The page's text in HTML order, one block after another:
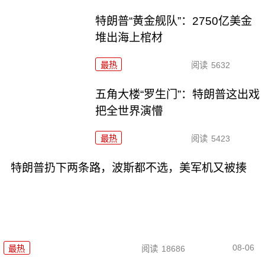
特朗普“黄金舰队”：2750亿美金
堆出海上棺材
最热 阅读 5632
五角大楼“罗生门”：特朗普这出戏
把全世界演懵
最热 阅读 5423
特朗普扔下两条路，波斯都不选，美军机又被揍
最热 阅读 18686 08-06